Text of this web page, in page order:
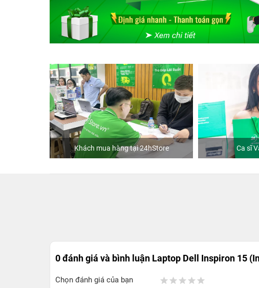
Khách mua hàng tại 24hStore Ca sĩ
0 đánh giá và bình luận Laptop Dell Inspiron 15
Chọn đánh giá của bạn